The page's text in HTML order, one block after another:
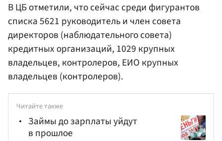
В ЦБ отметили, что сейчас среди фигурантов
списка 5621 руководитель и член совета
директоров (наблюдательного совета)
кредитных организаций, 1029 крупных
владельцев, контролеров, ЕИО крупных
владельцев (контролеров).
Читайте также
Займы до зарплаты уйдут
в прошлое